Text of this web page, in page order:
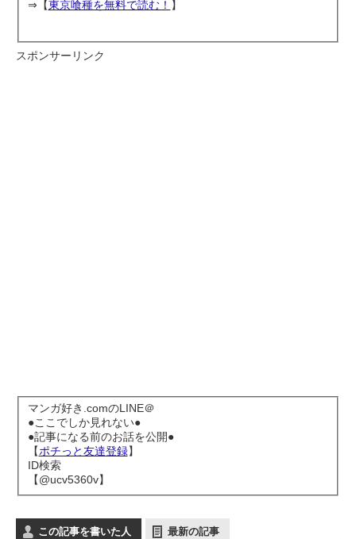
⇒【東京喰種を無料で読む！ 】
スポンサーリンク
マンガ好き.comのLINE＠
●ここでしか見れない●
●記事になる前のお話を公開●
【ポチっと友達登録】
ID検索
【@ucv5360v】
この記事を書いた人 最新の記事